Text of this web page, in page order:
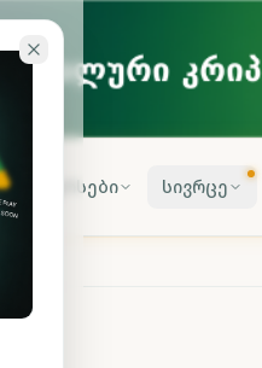
კურსები სივრცე